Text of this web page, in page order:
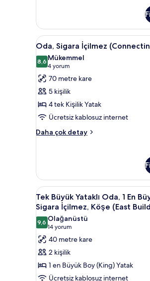
(East
Building)
için
tüm
fotoğrafları
görün
Oda,
Tek
Kişilik
Yatak,
Sigara
İçilmez,
Köşe
Building)
hakkında
fazla
Oda,
Sigara
İçilmez
(Connecting
East
Building)
için
tüm
fotoğrafları
5
Oda, Sigara İçilmez
8,68,6 / 10
Mükemmel
4 yorum
(4
yorum)
70 metre kare
5 kişilik
4 tek Kişilik Yatak
Ücretsiz kablosuz internet
Daha çok detay
Oda,
Building)
hakkında
daha
fazla
detay
Tek
Büyük
Yataklı
Oda,
1
En
Büyük
(King)
Tek
5
Tek Büyük Yataklı Oda, 1 En
Sigara İçilmez, Köşe (East
9,69,6 / 10
Olağanüstü
14 yorum
(14
yorum)
40 metre kare
2 kişilik
1 en Büyük Boy (King) Yatak
Ücretsiz kablosuz internet